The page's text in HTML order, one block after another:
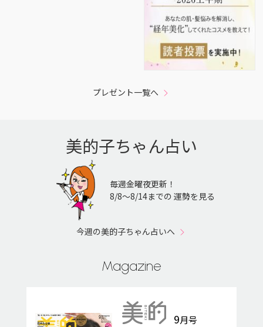
プレゼント一覧へ
美的子ちゃん占い
毎週金曜夜更新！
8/8〜8/14までの 運勢を見る
今週の美的子ちゃん占いへ
Magazine
9月号